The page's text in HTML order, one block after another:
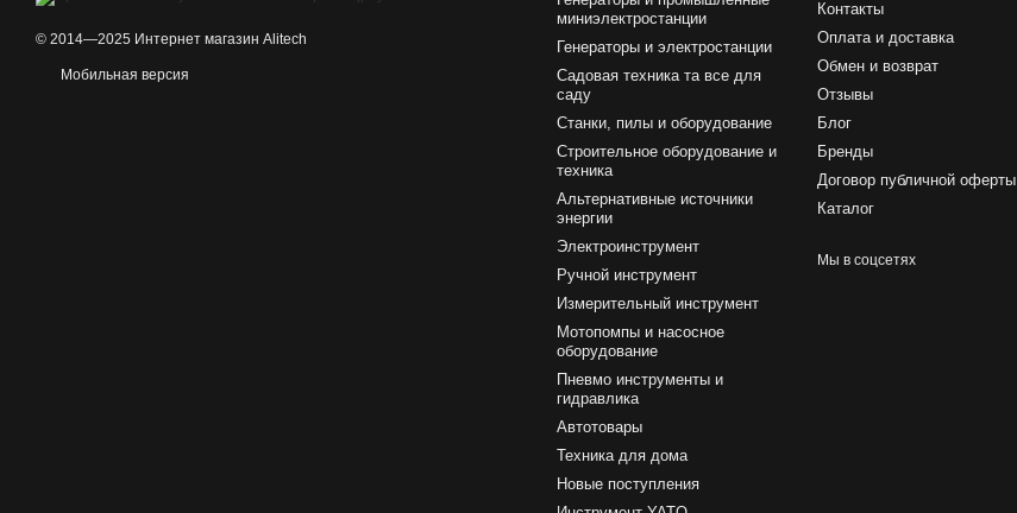
© 2014—2025 Интернет магазин Alitech
Мобильная версия
миниэлектростанции
Генераторы и электростанции
Садовая техника та все для
саду
Станки, пилы и оборудование
Строительное оборудование и
техника
Альтернативные источники
энергии
Электроинструмент
Ручной инструмент
Измерительный инструмент
Мотопомпы и насосное
оборудование
Пневмо инструменты и
гидравлика
Автотовары
Техника для дома
Новые поступления
Контакты
Оплата и доставка
Обмен и возврат
Отзывы
Блог
Бренды
Договор публичной оферты
Каталог
Мы в соцсетях